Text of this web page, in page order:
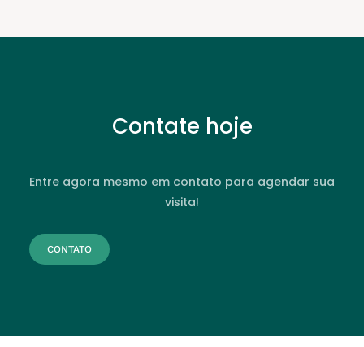
Contate hoje
Entre agora mesmo em contato para agendar sua
visita!
CONTATO